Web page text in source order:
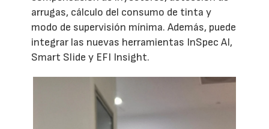
arrugas, cálculo del consumo de tinta y
modo de supervisión mínima. Además, puede
integrar las nuevas herramientas InSpec AI,
Smart Slide y EFI Insight.